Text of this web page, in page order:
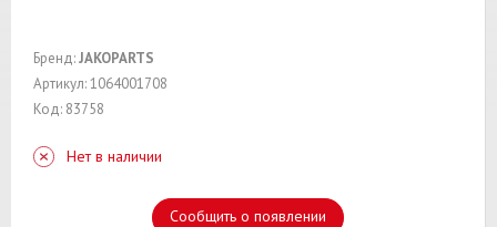
Бренд:JAKOPARTS
Артикул: 1064001708
Код: 83758
Нет в наличии
Сообщить о появлении